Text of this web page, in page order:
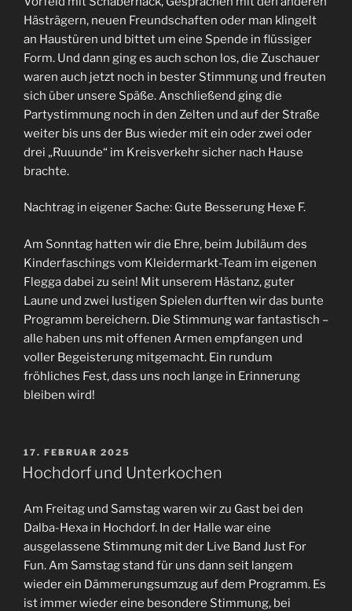
Hästrägern, neuen Freundschaften oder man klingelt
an Haustüren und bittet um eine Spende in flüssiger
Form. Und dann ging es auch schon los, die Zuschauer
waren auch jetzt noch in bester Stimmung und freuten
sich über unsere Späße. Anschließend ging die
Partystimmung noch in den Zelten und auf der Straße
weiter bis uns der Bus wieder mit ein oder zwei oder
drei „Ruuunde“ im Kreisverkehr sicher nach Hause
brachte.
Nachtrag in eigener Sache: Gute Besserung Hexe F.
Am Sonntag hatten wir die Ehre, beim Jubiläum des
Kinderfaschings vom Kleidermarkt-Team im eigenen
Flegga dabei zu sein! Mit unserem Hästanz, guter
Laune und zwei lustigen Spielen durften wir das bunte
Programm bereichern. Die Stimmung war fantastisch –
alle haben uns mit offenen Armen empfangen und
voller Begeisterung mitgemacht. Ein rundum
fröhliches Fest, dass uns noch lange in Erinnerung
bleiben wird!
VERÖFFENTLICHT
AM
17. FEBRUAR 2025
Hochdorf und Unterkochen
Am Freitag und Samstag waren wir zu Gast bei den
Dalba-Hexa in Hochdorf. In der Halle war eine
ausgelassene Stimmung mit der Live Band Just For
Fun. Am Samstag stand für uns dann seit langem
wieder ein Dämmerungsumzug auf dem Programm. Es
ist immer wieder eine besondere Stimmung, bei